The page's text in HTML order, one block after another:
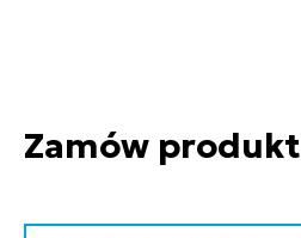
Zamów produkt